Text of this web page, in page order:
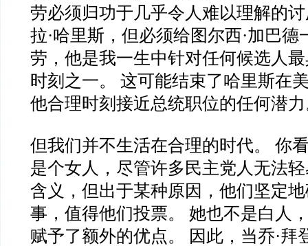
劳必须归功于几乎令人难以理解的
拉·哈里斯，但必须给图尔西·加巴德
劳，他是我一生中针对任何候选人
时刻之一。 这可能结束了哈里斯在
他合理时刻接近总统职位的任何潜
但我们并不生活在合理的时代。 你
是个女人，尽管许多民主党人无法
含义，但出于某种原因，他们坚定
事，值得他们投票。 她也不是白人
赋予了额外的优点。 因此，当乔·拜